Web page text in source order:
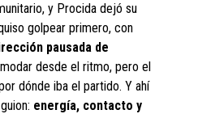
y Procida dejó su
golpear primero, con
pausada de
desde el ritmo, pero el
dónde iba el partido. Y ahí
energía, contacto y